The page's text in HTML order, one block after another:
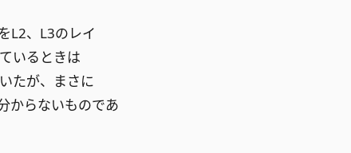
L2、L3のレイ
いるときは
たが、まさに
からないものであ